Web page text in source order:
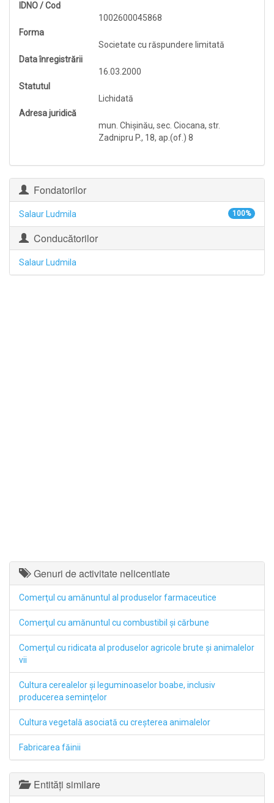
IDNO / Cod
1002600045868
Forma
Societate cu răspundere limitată
Data înregistrării
16.03.2000
Statutul
Lichidată
Adresa juridică
mun. Chişinău, sec. Ciocana, str.
Zadnipru P., 18, ap.(of.) 8
Fondatorilor
Salaur Ludmila 100%
Conducătorilor
Salaur Ludmila
Genuri de activitate nelicentiate
Comerţul cu amănuntul al produselor farmaceutice
Comerţul cu amănuntul cu combustibil şi cărbune
Comerţul cu ridicata al produselor agricole brute şi animalelor
vii
Cultura cerealelor şi leguminoaselor boabe, inclusiv
producerea seminţelor
Cultura vegetală asociată cu creşterea animalelor
Fabricarea făinii
Entități similare